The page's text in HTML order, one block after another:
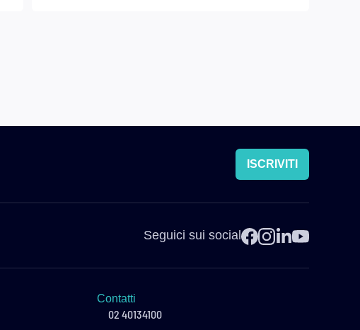
ISCRIVITI
Seguici sui social
Contatti
02 40134100